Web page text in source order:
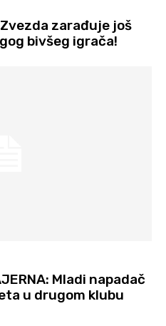
Zvezda zarađuje još
bivšeg igrača!
Mladi napadač
u drugom klubu